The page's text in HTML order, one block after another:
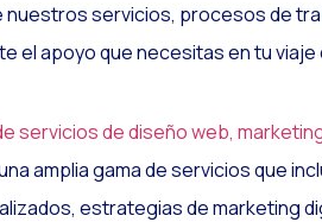
nuestros servicios, procesos de
el apoyo que necesitas en tu viaje
servicios de diseño web,
amplia gama de servicios que
estrategias de marketing